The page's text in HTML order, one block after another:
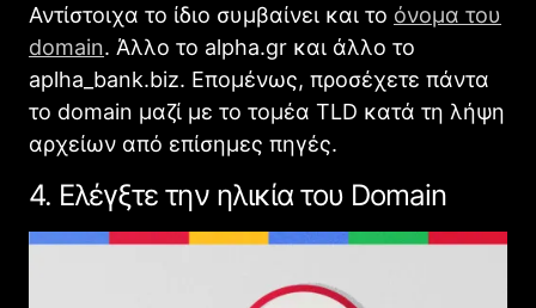
Αντίστοιχα το ίδιο συμβαίνει και το όνομα του
domain. Άλλο το alpha.gr και άλλο το
aplha_bank.biz. Επομένως, προσέχετε πάντα
το domain μαζί με το τομέα TLD κατά τη λήψη
αρχείων από επίσημες πηγές.
4. Ελέγξτε την ηλικία του Domain